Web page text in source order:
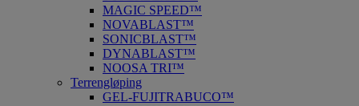
MAGIC SPEED™
NOVABLAST™
SONICBLAST™
DYNABLAST™
NOOSA TRI™
Terrengløping
GEL-FUJITRABUCO™